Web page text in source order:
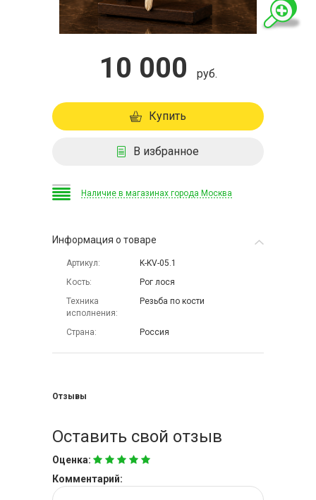
10 000 руб.
Купить
В избранное
Наличие в магазинах города Москва
Информация о товаре
Артикул
K-KV-05.1
Кость
Рог лося
Техника
исполнения
Резьба по кости
Страна Россия
Отзывы
Оставить свой отзыв
Оценка:
Комментарий: